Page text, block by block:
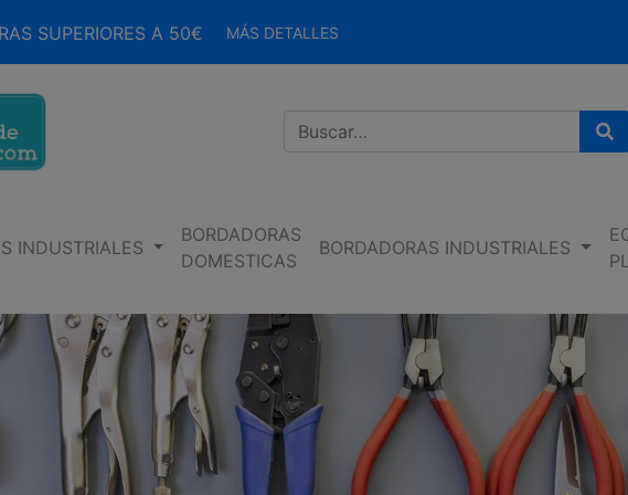
SUPERIORES A 50€ MÁS DETALLES
INDUSTRIALES
BORDADORAS
DOMESTICAS
BORDADORAS INDUSTRIALES